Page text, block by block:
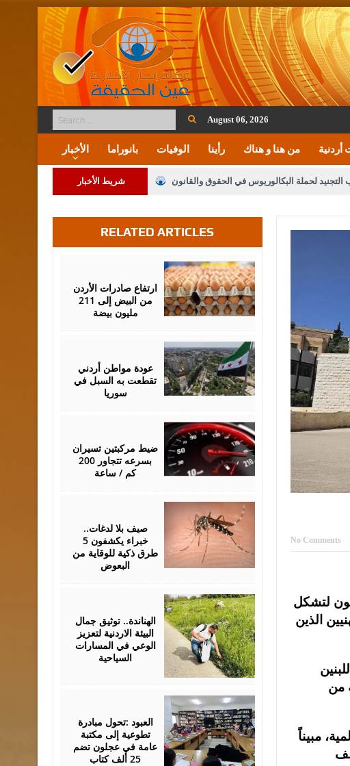
August 06, 2026
الأخبار بانوراما الوفيات رأينا من هنا و هناك
شريط الأخبار التجنيد لحملة البكالوريوس في الحقوق والقانون
حرص مجلس النواب على شراكة فاعلة مع الإعلام
الملك يلتقي مجموعة من رفاق السلاح
عارف بيك فريحات.. مبارك وبكم تزهو المناصب
No Comments
في عجلون لتشكل
الذين
من
مبيناً
RELATED ARTICLES
ارتفاع صادرات الأردن
من البيض إلى 211
مليون بيضة
عودة مواطن أردني
تقطعت به السبل في
سوريا
ضيط مركبتين تسيران
بسرعه تتجاور 200
كم / ساعة
2026
صيف بلا لدغات..
خبراء يكشفون 5
طرق ذكية للوقاية من
البعوض
الهناندة.. توثيق جمال
البيئة الاردنية لتعزيز
الوعي في المسارات
السياحية
2026
العبود :تحول مبادرة
تطوعية إلى مكتبة
عامة في عجلون تضم
25 ألف كتاب